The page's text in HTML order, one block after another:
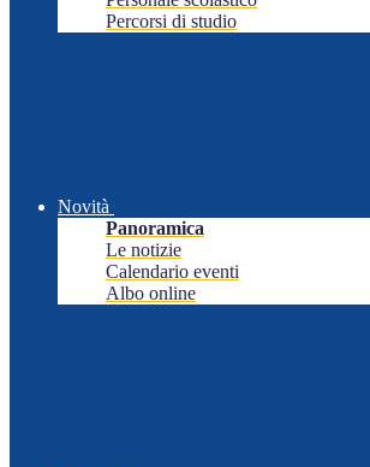
Percorsi di studio
Novità
Panoramica
Le notizie
Calendario eventi
Albo online